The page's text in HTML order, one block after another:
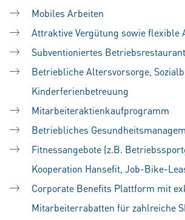
Mobiles Arbeiten
Attraktive Vergütung sowie flexible
Subventioniertes Betriebsrestaurant
Betriebliche Altersvorsorge,
Kinderferienbetreuung
Mitarbeiteraktienkaufprogramm
Betriebliches
Fitnessangebote (z.B.
Kooperation Hansefit, Job-Bike-
Corporate Benefits Plattform mit
Mitarbeiterrabatten für zahlreiche